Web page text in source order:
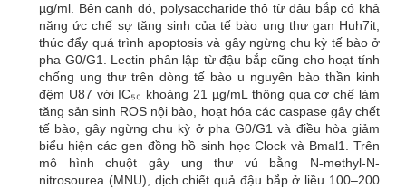
µg/ml. Bên cạnh đó, polysaccharide thô từ đậu bắp có khả
năng ức chế sự tăng sinh của tế bào ung thư gan Huh7it,
thúc đẩy quá trình apoptosis và gây ngừng chu kỳ tế bào ở
pha G0/G1. Lectin phân lập từ đậu bắp cũng cho hoạt tính
chống ung thư trên dòng tế bào u nguyên bào thần kinh
đệm U87 với IC₅₀ khoảng 21 µg/mL thông qua cơ chế làm
tăng sản sinh ROS nội bào, hoạt hóa các caspase gây chết
tế bào, gây ngừng chu kỳ ở pha G0/G1 và điều hòa giảm
biểu hiện các gen đồng hồ sinh học Clock và Bmal1. Trên
mô hình chuột gây ung thư vú bằng N-methyl-N-
nitrosourea (MNU), dịch chiết quả đậu bắp ở liều 100–200